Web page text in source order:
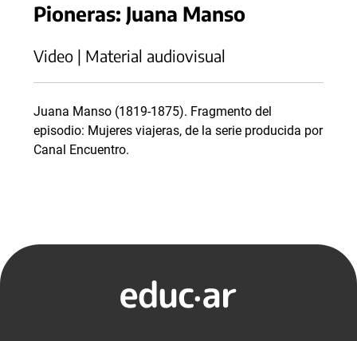
Pioneras: Juana Manso
Video | Material audiovisual
Juana Manso (1819-1875). Fragmento del
episodio: Mujeres viajeras, de la serie producida por
Canal Encuentro.